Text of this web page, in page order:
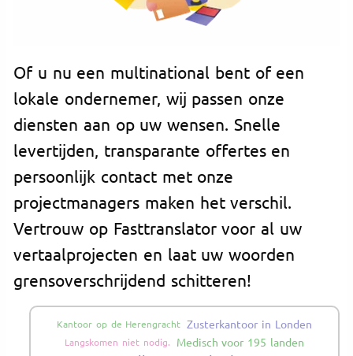
Of u nu een multinational bent of een
lokale ondernemer, wij passen onze
diensten aan op uw wensen. Snelle
levertijden, transparante offertes en
persoonlijk contact met onze
projectmanagers maken het verschil.
Vertrouw op Fasttranslator voor al uw
vertaalprojecten en laat uw woorden
grensoverschrijdend schitteren!
Kantoor op de Herengracht Zusterkantoor in Londen
Langskomen niet nodig. Medisch voor 195 landen